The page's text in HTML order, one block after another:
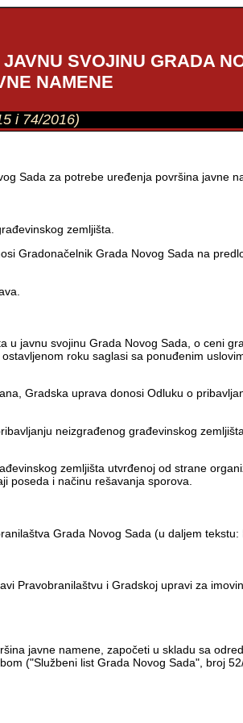
SVOJINU GRADA
NAMENE
i 74/2016)
Sada za potrebe uređenja površina javne
zemljišta.
Gradonačelnik Grada Novog Sada na
javnu svojinu Grada Novog Sada, o ceni
roku saglasi sa ponuđenim
Gradska uprava donosi Odluku o
neizgrađenog građevinskog
zemljišta utvrđenoj od strane
poseda i načinu rešavanja sporova.
Grada Novog Sada (u daljem tekstu:
Pravobranilaštvu i Gradskoj upravi za
javne namene, započeti u skladu sa
("Službeni list Grada Novog Sada", broj